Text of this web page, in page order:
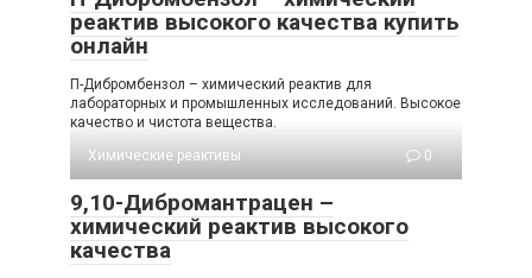
реактив высокого качества купить
онлайн
П-Дибромбензол – химический реактив для
лабораторных и промышленных исследований. Высокое
качество и чистота вещества.
Химические реактивы
0
9,10-Дибромантрацен –
химический реактив высокого
качества